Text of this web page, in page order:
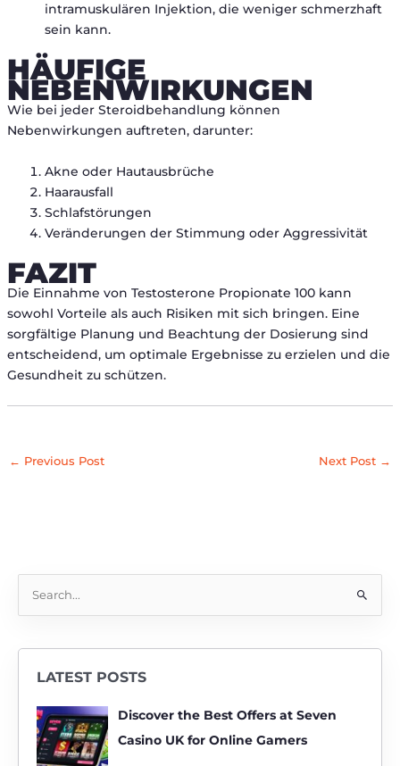
intramuskulären Injektion, die weniger schmerzhaft
sein kann.
HÄUFIGE
NEBENWIRKUNGEN
Wie bei jeder Steroidbehandlung können
Nebenwirkungen auftreten, darunter:
Akne oder Hautausbrüche
Haarausfall
Schlafstörungen
Veränderungen der Stimmung oder Aggressivität
FAZIT
Die Einnahme von Testosterone Propionate 100 kann
sowohl Vorteile als auch Risiken mit sich bringen. Eine
sorgfältige Planung und Beachtung der Dosierung sind
entscheidend, um optimale Ergebnisse zu erzielen und die
Gesundheit zu schützen.
← Previous Post Next Post →
LATEST POSTS
Discover the Best Offers at Seven
Casino UK for Online Gamers